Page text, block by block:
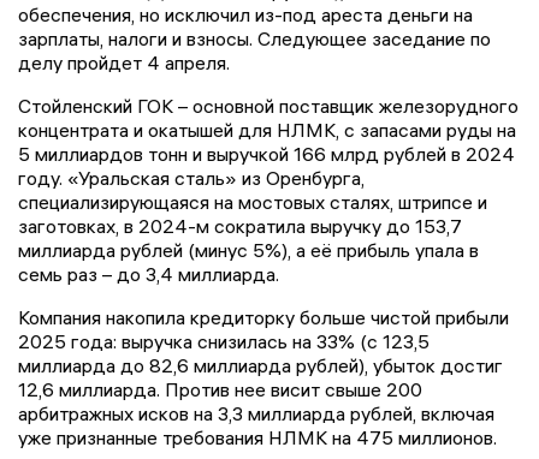
обеспечения, но исключил из-под ареста деньги на
зарплаты, налоги и взносы. Следующее заседание по
делу пройдет 4 апреля.
Стойленский ГОК – основной поставщик железорудного
концентрата и окатышей для НЛМК, с запасами руды на
5 миллиардов тонн и выручкой 166 млрд рублей в 2024
году. «Уральская сталь» из Оренбурга,
специализирующаяся на мостовых сталях, штрипсе и
заготовках, в 2024-м сократила выручку до 153,7
миллиарда рублей (минус 5%), а её прибыль упала в
семь раз – до 3,4 миллиарда.
Компания накопила кредиторку больше чистой прибыли
2025 года: выручка снизилась на 33% (с 123,5
миллиарда до 82,6 миллиарда рублей), убыток достиг
12,6 миллиарда. Против нее висит свыше 200
арбитражных исков на 3,3 миллиарда рублей, включая
уже признанные требования НЛМК на 475 миллионов.